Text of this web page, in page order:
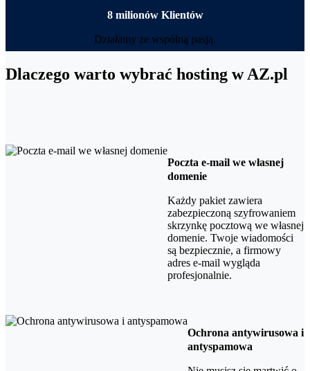
8 milionów Klientów
Działamy ze wspólną pasją.
Dlaczego warto wybrać hosting w AZ.pl
Poczta e-mail we własnej
domenie
Każdy pakiet zawiera
zabezpieczoną szyfrowaniem
skrzynkę pocztową we własnej
domenie. Twoje wiadomości
są bezpiecznie, a firmowy
adres e-mail wygląda
profesjonalnie.
Ochrona antywirusowa i
antyspamowa